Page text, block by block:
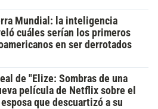
Mundial: la inteligencia
cuáles serían los primeros
en ser derrotados
de "Elize: Sombras de una
película de Netflix sobre el
que descuartizó a su